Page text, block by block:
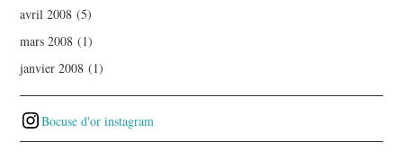
avril 2008 (5)
mars 2008 (1)
janvier 2008 (1)
Bocuse d'or instagram